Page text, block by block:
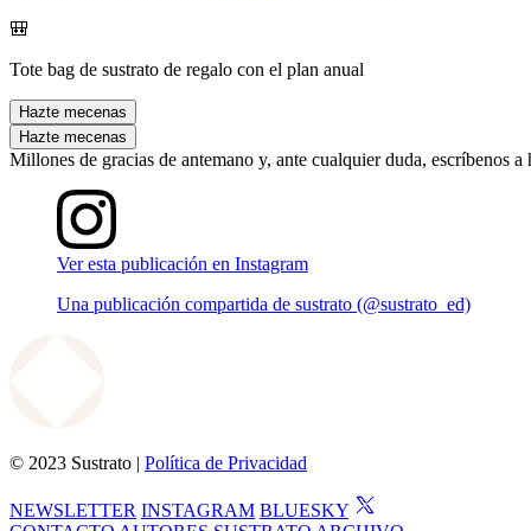
🎒
Tote bag de sustrato de regalo con el plan anual
Hazte mecenas
Hazte mecenas
Millones de gracias de antemano y, ante cualquier duda, escríbenos a
Ver esta publicación en Instagram
Una publicación compartida de sustrato (@sustrato_ed)
© 2023 Sustrato | Política de Privacidad
NEWSLETTER INSTAGRAM BLUESKY